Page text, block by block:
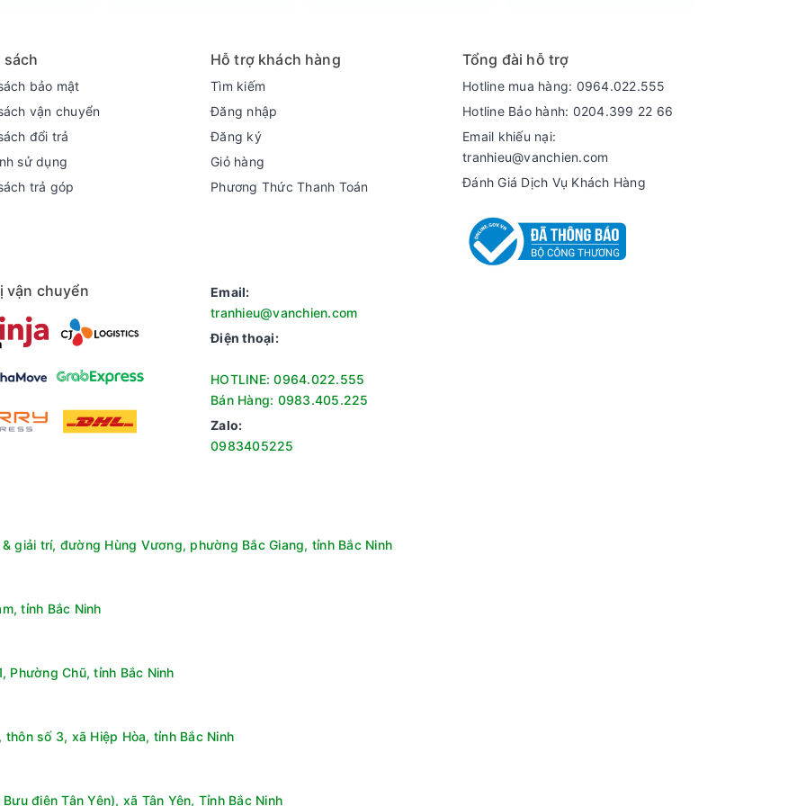
hơn bao giờ hết. Đây chính là người bạn đồng hành đáng tin cậy trong căn bếp của mọi gia đình hiện đại.
x dày)
sách
bảo mật
vận chuyển
đổi trả
sử dụng
trả góp
Hỗ trợ khách hàng
Tìm kiếm
Đăng nhập
Đăng ký
Giỏ hàng
Phương Thức Thanh Toán
Tổng đài hỗ trợ
Hotline mua hàng: 0964.022.555
Hotline Bảo hành: 0204.399 22 66
Email khiếu nại:
tranhieu@vanchien.com
Đánh Giá Dịch Vụ Khách Hàng
vận chuyển
Email:
tranhieu@vanchien.com
Điện thoại:
HOTLINE: 0964.022.555
Bán Hàng: 0983.405.225
Zalo:
0983405225
giải trí, đường Hùng Vương, phường Bắc Giang, tỉnh Bắc Ninh
tỉnh Bắc Ninh
Phường Chũ, tỉnh Bắc Ninh
số 3, xã Hiệp Hòa, tỉnh Bắc Ninh
điện Tân Yên), xã Tân Yên, Tỉnh Bắc Ninh